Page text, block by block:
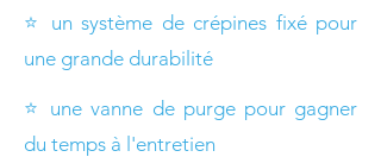
⭐ un système de crépines fixé pour
une grande durabilité
⭐ une vanne de purge pour gagner
du temps à l'entretien